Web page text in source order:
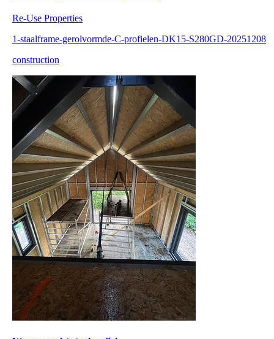
Re-Use Properties
1-staalframe-gerolvormde-C-profielen-DK15-S280GD-20251208
construction